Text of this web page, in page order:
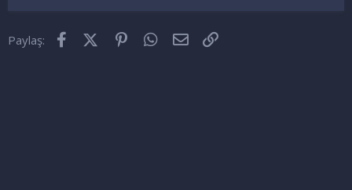
Paylaş: FacebookX (Twitter)PinterestWhatsApp
E-posta